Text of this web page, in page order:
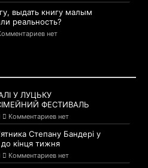
выдать книгу малым
реальность?
нет
У ЛУЦЬКУ
ФЕСТИВАЛЬ
Комментариев нет
Степану Бандері у
кінця тижня
Комментариев нет